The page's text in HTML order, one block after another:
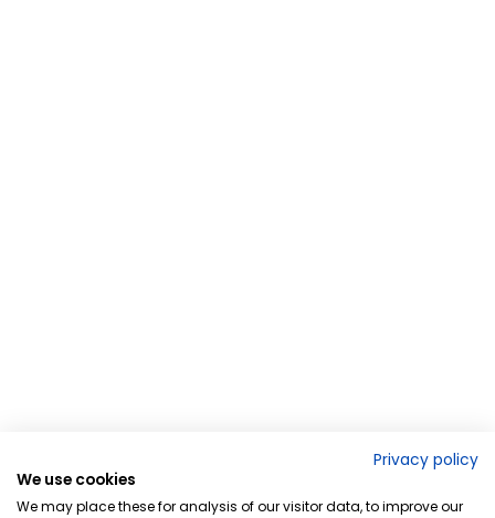
Privacy policy
We use cookies
We may place these for analysis of our visitor data, to improve our